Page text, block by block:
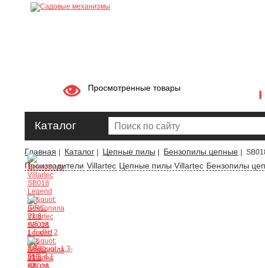
Просмотренные товары
Каталог
Главная Каталог Цепные пилы Бензопилы цепные
Производители Villartec Цепные пилы Villartec Бензопилы